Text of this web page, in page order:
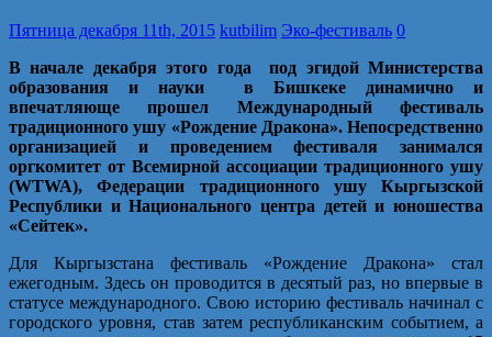
Пятница декабря 11th, 2015 kutbilim Эко-фестиваль 0
В начале декабря этого года под эгидой Министерства
образования и науки в Бишкеке динамично и
впечатляюще прошел Международный фестиваль
традиционного ушу «Рождение Дракона». Непосредственно
организацией и проведением фестиваля занимался
оргкомитет от Всемирной ассоциации традиционного ушу
(WTWA), Федерации традиционного ушу Кыргызской
Республики и Национального центра детей и юношества
«Сейтек».
Для Кыргызстана фестиваль «Рождение Дракона» стал
ежегодным. Здесь он проводится в десятый раз, но впервые в
статусе международного. Свою историю фестиваль начинал с
городского уровня, став затем республиканским событием, а